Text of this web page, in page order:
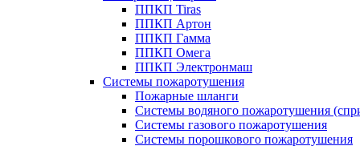
ППКП Tiras
ППКП Артон
ППКП Гамма
ППКП Омега
ППКП Электронмаш
Системы пожаротушения
Пожарные шланги
Системы водяного пожаротушения
Системы газового пожаротушения
Системы порошкового пожаротушения